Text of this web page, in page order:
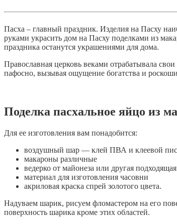
Пасха – главный праздник. Изделия на Пасху
руками украсить дом на Пасху поделками из
праздника останутся украшениями для дома.
Православная церковь веками отрабатывала
пафосно, вызывая ощущение богатства и
Поделка пасхальное яйцо из
Для ее изготовления вам понадобится:
воздушный шар — клей ПВА и клеевой
макароны различные
ведерко от майонеза или другая
материал для изготовления часовни
акриловая краска спрей золотого цвета.
Надуваем шарик, рисуем фломастером на его
поверхность шарика кроме этих областей.